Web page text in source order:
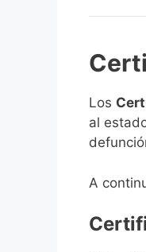
Los
al
A